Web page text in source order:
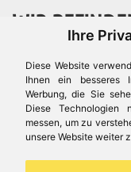
Ihre
Diese Website
Ihnen ein besseres
Werbung, die Sie
Diese Technologien
messen, um zu
unsere Website weiter
WIR
Es gibt uns auch in